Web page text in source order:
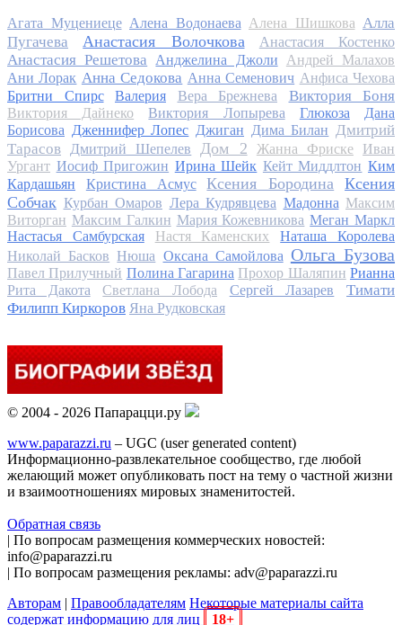
Агата Муцениеце Алена Водонаева Алена Шишкова Алла
Пугачева
Анастасия Волочкова Анастасия Костенко
Анастасия Решетова Анджелина Джоли Андрей Малахов
Ани Лорак Анна Седокова Анна Семенович Анфиса Чехова
Бритни Спирс
Валерия Вера Брежнева Виктория Боня
Виктория Дайнеко Виктория Лопырева Глюкоза
Дана
Борисова Дженнифер Лопес Джиган Дима Билан Дмитрий
Тарасов Дмитрий Шепелев Дом 2 Жанна Фриске
Иван
Ургант Иосиф Пригожин Ирина Шейк Кейт Миддлтон Ким
Кардашьян
Кристина Асмус Ксения Бородина
Ксения
Собчак Курбан Омаров Лера Кудрявцева Мадонна Максим
Виторган Максим Галкин Мария Кожевникова Меган Маркл
Настасья Самбурская
Настя Каменских
Наташа Королева
Николай Басков Нюша Оксана Самойлова Ольга Бузова
Павел Прилучный Полина Гагарина Прохор Шаляпин Рианна
Рита Дакота
Светлана Лобода Сергей Лазарев
Тимати
Филипп Киркоров Яна Рудковская
© 2004 - 2026 Папарацци.ру
www.paparazzi.ru – UGC (user generated content)
Информационно-развлекательное сообщество, где любой
желающий может опубликовать пост на тему о частной жизни
и взаимоотношениях мировых знаменитостей.
Обратная связь
| По вопросам размещения коммерческих новостей:
info@paparazzi.ru
| По вопросам размещения рекламы: adv@paparazzi.ru
Авторам
Правообладателям Некоторые материалы сайта
содержат информацию для лиц
18+